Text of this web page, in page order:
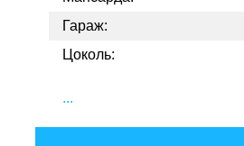
Гараж:
Цоколь:
...